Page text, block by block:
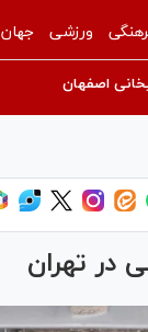
ورزشی جهان
اصفهان
تهران